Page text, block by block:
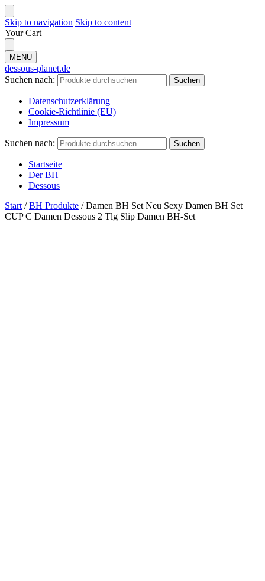
Skip to navigation Skip to content
Your Cart
MENU
dessous-planet.de
Suchen nach:
Suchen
Datenschutzerklärung
Cookie-Richtlinie (EU)
Impressum
Suchen nach: Suchen
Startseite
Der BH
Dessous
Start /BH Produkte /Damen BH Set Neu Sexy Damen BH Set
CUP C Damen Dessous 2 Tlg Slip Damen BH-Set